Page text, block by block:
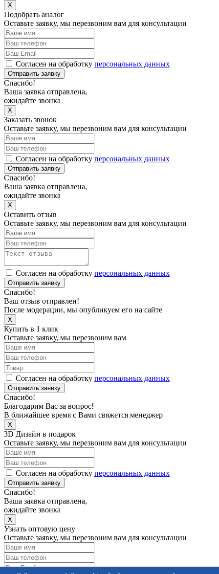
X
Подобрать аналог
Оставьте заявку, мы перезвоним вам для консультации
Согласен на обработку персональных данных
Отправить заявку
Спасибо!
Ваша заявка отправлена,
ожидайте звонка
X
Заказать звонок
Оставьте заявку, мы перезвоним вам для консультации
Согласен на обработку персональных данных
Отправить заявку
Спасибо!
Ваша заявка отправлена,
ожидайте звонка
X
Оставить отзыв
Оставьте заявку, мы перезвоним вам для консультации
Согласен на обработку персональных данных
Отправить заявку
Спасибо!
Ваш отзыв отправлен!
После модерации, мы опубликуем его на сайте
X
Купить в 1 клик
Оставьте заявку, мы перезвоним вам
Согласен на обработку персональных данных
Отправить заявку
Спасибо!
Благодарим Вас за вопрос!
В ближайшее время с Вами свяжется менеджер
X
3D Дизайн в подарок
Оставьте заявку, мы перезвоним вам для консультации
Согласен на обработку персональных данных
Отправить заявку
Спасибо!
Ваша заявка отправлена,
ожидайте звонка
X
Узнать оптовую цену
Оставьте заявку, мы перезвоним вам для консультации